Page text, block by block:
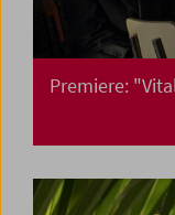
Premiere: